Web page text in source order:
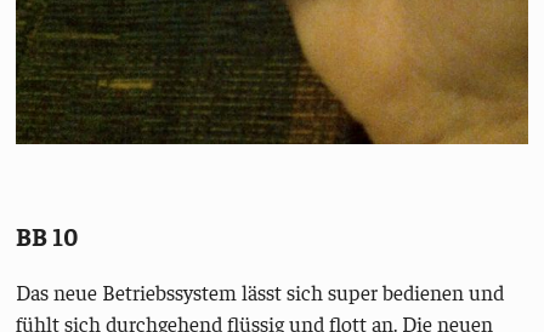
BB 10
Das neue Betriebssystem lässt sich super bedienen und
fühlt sich durchgehend flüssig und flott an. Die neuen